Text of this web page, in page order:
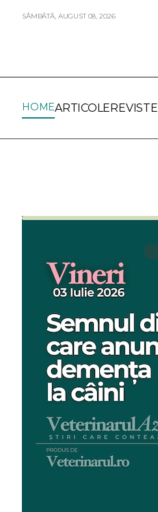
SÂMBĂTĂ, AUGUST08,2026
HOMEARTICOLEREVISTE